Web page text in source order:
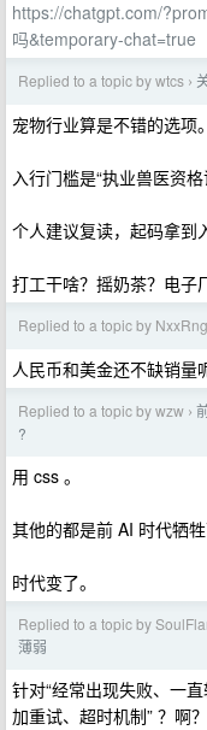
https://chatgpt.com/
吗&temporary-chat=true
Replied to a topic by wtcs ›
宠物行业算是不错的选项。
入行门槛是“执业兽医资格
个人建议复读，起码拿到
打工干啥？摇奶茶？电子
Replied to a topic by
人民币和美金还不缺销量
Replied to a topic by wzw ›
?
用 css 。
其他的都是前 AI 时代牺
时代变了。
Replied to a topic by
薄弱
针对“经常出现失败、一
加重试、超时机制” ？啊？